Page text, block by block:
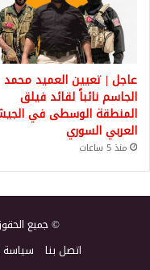
عاجل | تعيين العميد محمد
الجاسم نائباً لقائد فيلق
المنطقة الوسطى في
العربي السوري
منذ 5 ساعات
© جميع
اتصل بنا